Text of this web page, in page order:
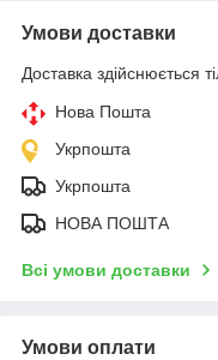
Умови доставки
Доставка здійснюється
Нова Пошта
Укрпошта
Укрпошта
НОВА ПОШТА
Всі умови доставки
Умови оплати